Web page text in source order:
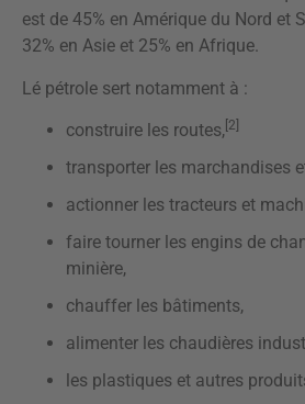
est de 45% en Amérique du Nord et
32% en Asie et 25% en Afrique.
Lé pétrole sert notamment à :
construire les routes, [2]
transporter les marchandises
actionner les tracteurs et
faire tourner les engins de
minière,
chauffer les bâtiments,
alimenter les chaudières
les plastiques et autres